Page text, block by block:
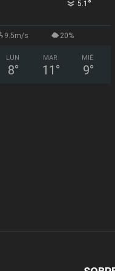
5.1 °
9.5m/s 20%
LUN
8°
MAR
11 °
MIÉ
9°